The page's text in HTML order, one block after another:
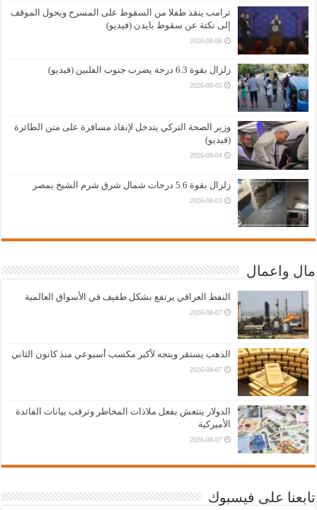
ترامب ينقذ طفلا من السقوط على المسرح ويحول الموقف
إلى نكتة عن سقوط بايدن (فيديو)
2026-08-06
زلزال بقوة 6.3 درجة يضرب جنوب الفلبين (فيديو)
2026-08-05
وزير الصحة التركي يتدخل لإنقاذ مسافرة على متن الطائرة
(فيديو)
2026-08-04
زلزال بقوة 5.6 درجات شمال شرق شرم الشيخ بمصر
2026-08-03
مال واعمال
النفط العراقي يرتفع بشكل طفيف في الأسواق العالمية
2026-08-07
الذهب يستقر ويتجه لأكبر مكسب أسبوعي منذ كانون الثاني
2026-08-07
الدولار ينتعش بفعل ملاذات المخاطر وترقب بيانات الفائدة
الأميركية
2026-08-07
تابعنا على فيسبوك